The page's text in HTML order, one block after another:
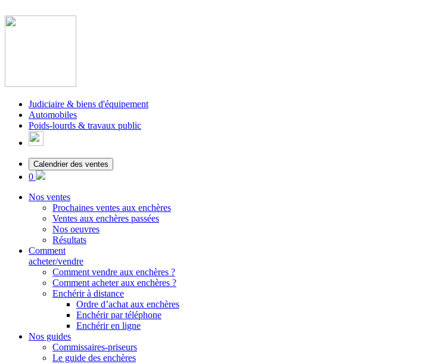
Judiciaire & biens d'équipement
Automobiles
Poids-lourds & travaux public
Calendrier des ventes
0
Nos ventes
Prochaines ventes aux enchères
Ventes aux enchères passées
Nos oeuvres
Résultats
Comment
acheter/vendre
Comment vendre aux enchères ?
Comment acheter aux enchères ?
Enchérir à distance
Ordre d’achat aux enchères
Enchérir par téléphone
Enchérir en ligne
Nos guides
Commissaires-priseurs
Le guide des enchères